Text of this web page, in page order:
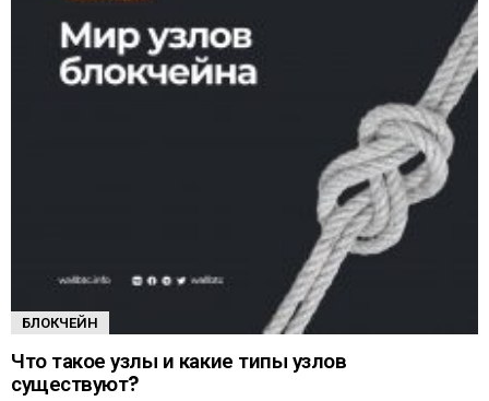
БЛОКЧЕЙН
Что такое узлы и какие типы узлов
существуют?